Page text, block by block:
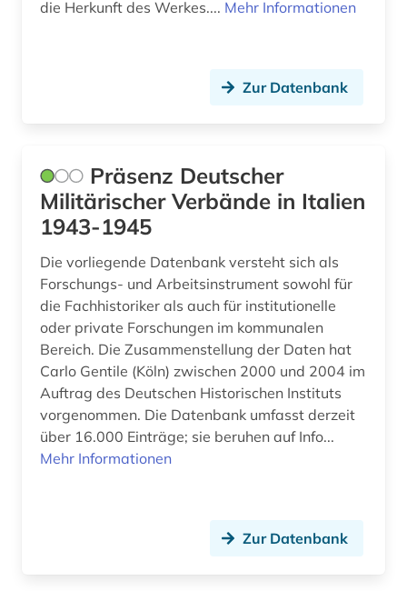
die Herkunft des Werkes.... Mehr Informationen
Zur Datenbank
Präsenz Deutscher
Militärischer Verbände in Italien
1943-1945
Die vorliegende Datenbank versteht sich als
Forschungs- und Arbeitsinstrument sowohl für
die Fachhistoriker als auch für institutionelle
oder private Forschungen im kommunalen
Bereich. Die Zusammenstellung der Daten hat
Carlo Gentile (Köln) zwischen 2000 und 2004 im
Auftrag des Deutschen Historischen Instituts
vorgenommen. Die Datenbank umfasst derzeit
über 16.000 Einträge; sie beruhen auf Info...
Mehr Informationen
Zur Datenbank